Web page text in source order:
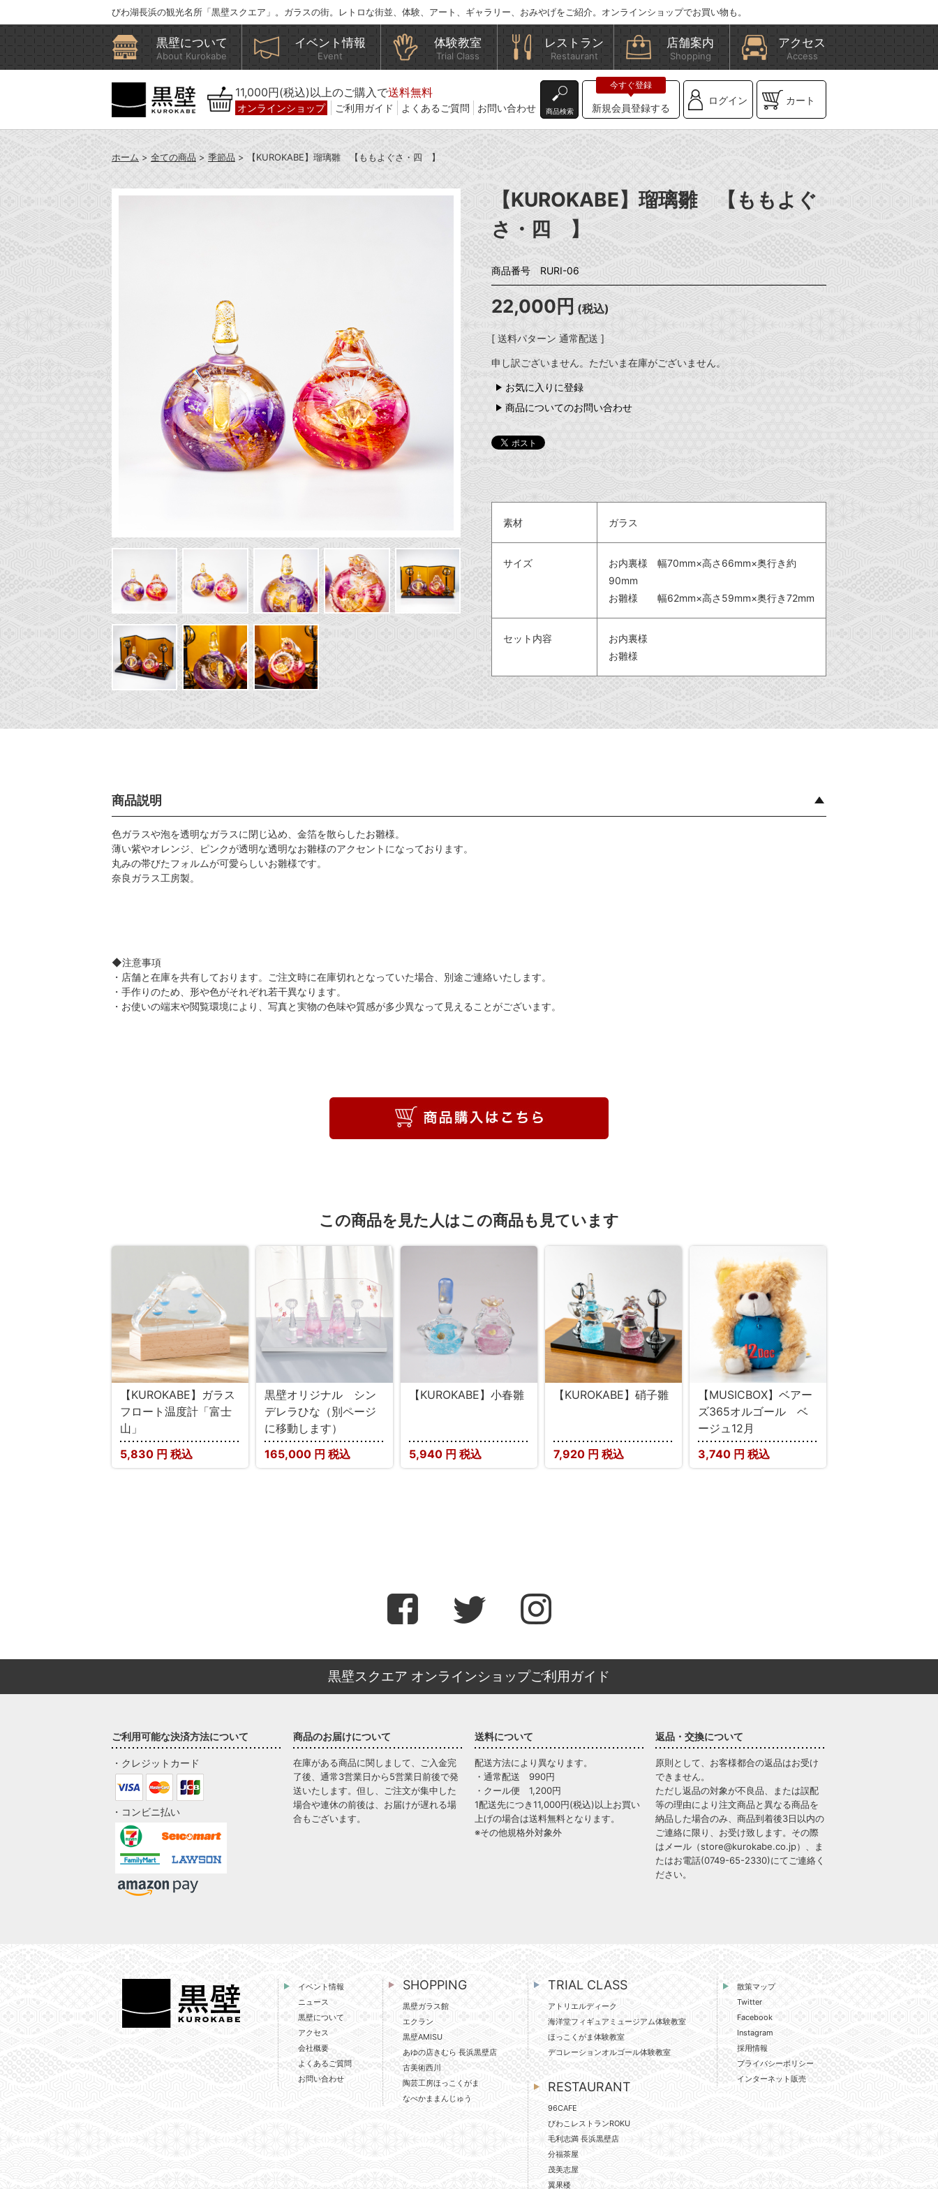
びわ湖長浜の観光名所「黒壁スクエア」。ガラスの街。レトロな街並、体験、アート、ギャラリー、おみやげをご紹介。オンラインショップでお買い物も。
黒壁について
About Kurokabe
イベント情報
Event
体験教室
Trial Class
レストラン
Restaurant
店舗案内
Shopping
アクセス
Access
11,000円(税込)以上のご購入で送料無料
オンラインショップ ご利用ガイド よくあるご質問 お問い合わせ 商品検索 新規会員登録する
ログイン カート
ホーム > 全ての商品 > 季節品 > 【KUROKABE】瑠璃雛 【ももよぐさ・四 】
【KUROKABE】瑠璃雛 【ももよぐ
さ・四 】
商品番号 RURI-06
22,000円 (税込)
[ 送料パターン 通常配送 ]
申し訳ございません。ただいま在庫がございません。
お気に入りに登録
商品についてのお問い合わせ
素材 ガラス
サイズ
お内裏様 幅70mm×高さ66mm×奥行き約
90mm
お雛様 幅62mm×高さ59mm×奥行き72mm
セット内容
お内裏様
お雛様
商品説明
色ガラスや泡を透明なガラスに閉じ込め、金箔を散らしたお雛様。
薄い紫やオレンジ、ピンクが透明な透明なお雛様のアクセントになっております。
丸みの帯びたフォルムが可愛らしいお雛様です。
奈良ガラス工房製。
◆注意事項
・店舗と在庫を共有しております。ご注文時に在庫切れとなっていた場合、別途ご連絡いたします。
・手作りのため、形や色がそれぞれ若干異なります。
・お使いの端末や閲覧環境により、写真と実物の色味や質感が多少異なって見えることがございます。
この商品を見た人はこの商品も見ています
【KUROKABE】ガラス
フロート温度計「富士
山」
5,830 円 税込
黒壁オリジナル シン
デレラひな（別ページ
に移動します）
165,000 円 税込
【KUROKABE】小春雛
5,940 円 税込
【KUROKABE】硝子雛
7,920 円 税込
【MUSICBOX】ベアー
ズ365オルゴール ベ
ージュ12月
3,740 円 税込
黒壁スクエア オンラインショップご利用ガイド
ご利用可能な決済方法について
・クレジットカード
・コンビニ払い
商品のお届けについて
在庫がある商品に関しまして、ご入金完
了後、通常3営業日から5営業日前後で発
送いたします。但し、ご注文が集中した
場合や連休の前後は、お届けが遅れる場
合もございます。
送料について
配送方法により異なります。
・通常配送 990円
・クール便 1,200円
1配送先につき11,000円(税込)以上お買い
上げの場合は送料無料となります。
※その他規格外対象外
返品・交換について
原則として、お客様都合の返品はお受け
できません。
ただし返品の対象が不良品、または誤配
等の理由により注文商品と異なる商品を
納品した場合のみ、商品到着後3日以内の
ご連絡に限り、お受け致します。その際
はメール（store@kurokabe.co.jp）、ま
たはお電話(0749-65-2330)にてご連絡く
ださい。
イベント情報
ニュース
黒壁について
アクセス
会社概要
よくあるご質問
お問い合わせ
SHOPPING
黒壁ガラス館
エクラン
黒壁AMISU
あゆの店きむら 長浜黒壁店
古美術西川
陶芸工房ほっこくがま
なべかままんじゅう
TRIAL CLASS
アトリエルディーク
海洋堂フィギュアミュージアム体験教室
ほっこくがま体験教室
デコレーションオルゴール体験教室
RESTAURANT
96CAFE
びわこレストランROKU
毛利志満 長浜黒壁店
分福茶屋
茂美志屋
翼果楼
散策マップ
Twitter
Facebook
Instagram
採用情報
プライバシーポリシー
インターネット販売